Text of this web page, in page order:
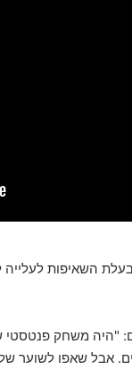
השאיפות
"היה משחק פנטסטי
אבל שאפו לשוער